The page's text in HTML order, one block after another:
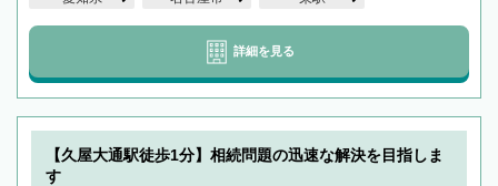
詳細を見る
【久屋大通駅徒歩1分】相続問題の迅速な解決を目指しま
す